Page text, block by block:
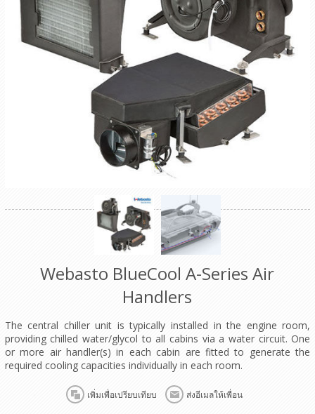
Webasto BlueCool A-Series Air
Handlers
The central chiller unit is typically installed in the engine room,
providing chilled water/glycol to all cabins via a water circuit. One
or more air handler(s) in each cabin are fitted to generate the
required cooling capacities individually in each room.
เพิ่มเพื่อเปรียบเทียบ ส่งอีเมลให้เพื่อน